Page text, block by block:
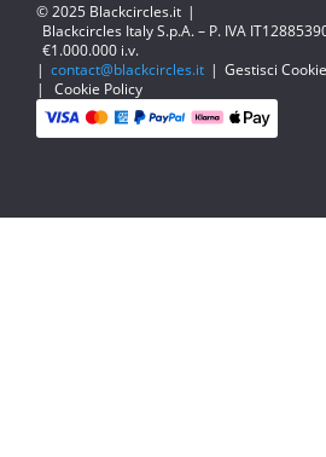
© 2025 Blackcircles.it |
Blackcircles Italy S.p.A. – P. IVA
€1.000.000 i.v.
| contact@blackcircles.it | Gestisci Cookie
|
Cookie Policy